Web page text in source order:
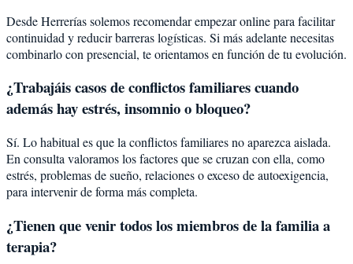
Desde Herrerías solemos recomendar empezar online para facilitar
continuidad y reducir barreras logísticas. Si más adelante necesitas
combinarlo con presencial, te orientamos en función de tu evolución.
¿Trabajáis casos de conflictos familiares cuando
además hay estrés, insomnio o bloqueo?
Sí. Lo habitual es que la conflictos familiares no aparezca aislada.
En consulta valoramos los factores que se cruzan con ella, como
estrés, problemas de sueño, relaciones o exceso de autoexigencia,
para intervenir de forma más completa.
¿Tienen que venir todos los miembros de la familia a
terapia?